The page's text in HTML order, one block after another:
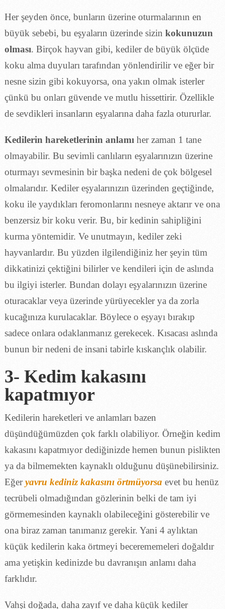
Her şeyden önce, bunların üzerine oturmalarının en
büyük sebebi, bu eşyaların üzerinde sizin kokunuzun
olması. Birçok hayvan gibi, kediler de büyük ölçüde
koku alma duyuları tarafından yönlendirilir ve eğer bir
nesne sizin gibi kokuyorsa, ona yakın olmak isterler
çünkü bu onları güvende ve mutlu hissettirir. Özellikle
de sevdikleri insanların eşyalarına daha fazla otururlar.
Kedilerin hareketlerinin anlamı her zaman 1 tane
olmayabilir. Bu sevimli canlıların eşyalarınızın üzerine
oturmayı sevmesinin bir başka nedeni de çok bölgesel
olmalarıdır. Kediler eşyalarınızın üzerinden geçtiğinde,
koku ile yaydıkları feromonlarını nesneye aktarır ve ona
benzersiz bir koku verir. Bu, bir kedinin sahipliğini
kurma yöntemidir. Ve unutmayın, kediler zeki
hayvanlardır. Bu yüzden ilgilendiğiniz her şeyin tüm
dikkatinizi çektiğini bilirler ve kendileri için de aslında
bu ilgiyi isterler. Bundan dolayı eşyalarınızın üzerine
oturacaklar veya üzerinde yürüyecekler ya da zorla
kucağınıza kurulacaklar. Böylece o eşyayı bırakıp
sadece onlara odaklanmanız gerekecek. Kısacası aslında
bunun bir nedeni de insani tabirle kıskançlık olabilir.
3- Kedim kakasını
kapatmıyor
Kedilerin hareketleri ve anlamları bazen
düşündüğümüzden çok farklı olabiliyor. Örneğin kedim
kakasını kapatmıyor dediğinizde hemen bunun pislikten
ya da bilmemekten kaynaklı olduğunu düşünebilirsiniz.
Eğer yavru kediniz kakasını örtmüyorsa evet bu henüz
tecrübeli olmadığından gözlerinin belki de tam iyi
görmemesinden kaynaklı olabileceğini gösterebilir ve
ona biraz zaman tanımanız gerekir. Yani 4 aylıktan
küçük kedilerin kaka örtmeyi becerememeleri doğaldır
ama yetişkin kedinizde bu davranışın anlamı daha
farklıdır.
Vahşi doğada, daha zayıf ve daha küçük kediler